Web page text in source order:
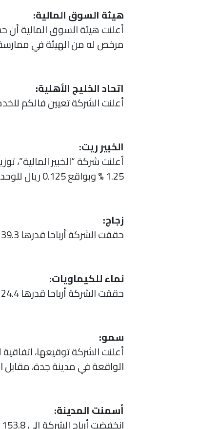
هيئة السوق المالية:
مرخص له من الهيئة في ممارسة
اتحاد الخليج الأهلية:
أعلنت الشركة تعيين فالكم
الخبير ريت:
أعلنت شركة “الخبير المالية”،
1.25 % وبواقع 0.125 ريال للوحدة، عن الفترة من 01 يوليو 2021م إلى 30 سبتمبر 2021.
زجاج:
حققت الشركة أرباحا قدرها 39.3 مليون ريال بنهاية التسعة أشهر الأولى 2021، وبلغت أرباح الربع الثالث 20.1 مليون ريال.
نماء للكيماويات:
حققت الشركة أرباحا قدرها 24.4 مليون ريال بنهاية التسعة أشهر الأولى 2021، وبلغت أرباح الربع الثالث 4.9 مليون ريال.
سمو:
أعلنت الشركة توقيعها،
الواقعة في مدينة جدة، مقابل الحصول
أسمنت المدينة:
انخفضت أرباح الشركة إلى 153.8 مليون ريال (-6 %) بنهاية التسعة أشهر الأولى 2021، وبلغت أرباح الربع الثالث 38 مليون ريال.